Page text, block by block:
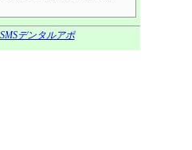
SMSデンタルアポ